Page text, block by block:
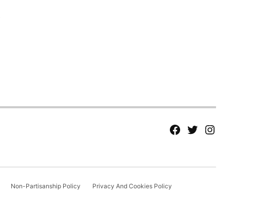
fb Tw tw
Non-Partisanship Policy Privacy And Cookies Policy